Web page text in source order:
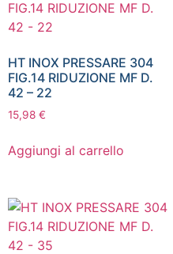
HT INOX PRESSARE 304
FIG.14 RIDUZIONE MF D.
42 – 22
15,98 €
Aggiungi al carrello